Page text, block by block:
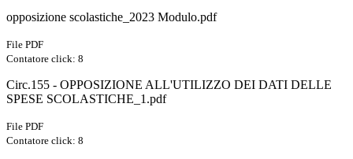
opposizione scolastiche_2023 Modulo.pdf
File PDF
Contatore click: 8
Circ.155 - OPPOSIZIONE ALL'UTILIZZO DEI DATI DELLE
SPESE SCOLASTICHE_1.pdf
File PDF
Contatore click: 8